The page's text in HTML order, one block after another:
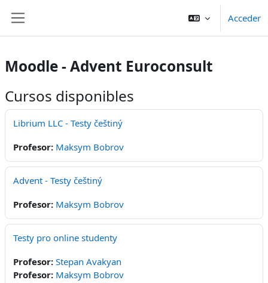
Acceder
Moodle - Advent Euroconsult
Cursos disponibles
Librium LLC - Testy češtiný
Profesor: Maksym Bobrov
Advent - Testy češtiný
Profesor: Maksym Bobrov
Testy pro online studenty
Profesor: Stepan Avakyan
Profesor: Maksym Bobrov